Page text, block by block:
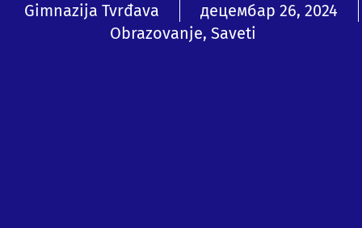
Gimnazija Tvrđava
децембар 26, 2024
Obrazovanje, Saveti